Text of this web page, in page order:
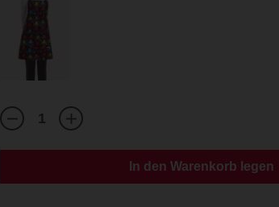
In den Warenkorb legen